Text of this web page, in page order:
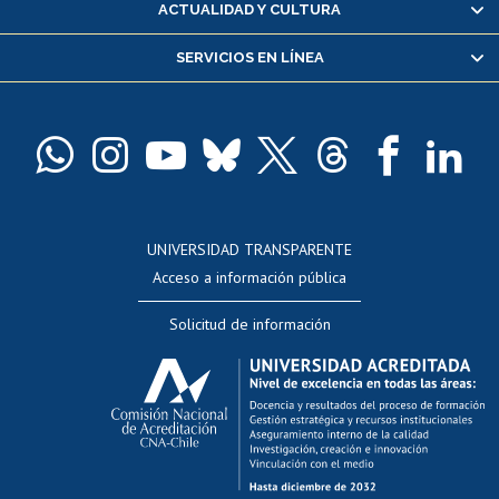
Servicio médico y dental
Pago de arancel y crédito alumnos
Docentes
Evaluación docente
Calificación académica
Postulación al AUCAI
Funcionarias/os
Cursos internos de capacitación
ACTUALIDAD Y CULTURA
SERVICIOS EN LÍNEA
UNIVERSIDAD TRANSPARENTE
Acceso a información pública
Solicitud de información